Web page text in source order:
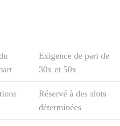
Exigence de pari de
30x et 50x
Réservé à des slots
déterminées